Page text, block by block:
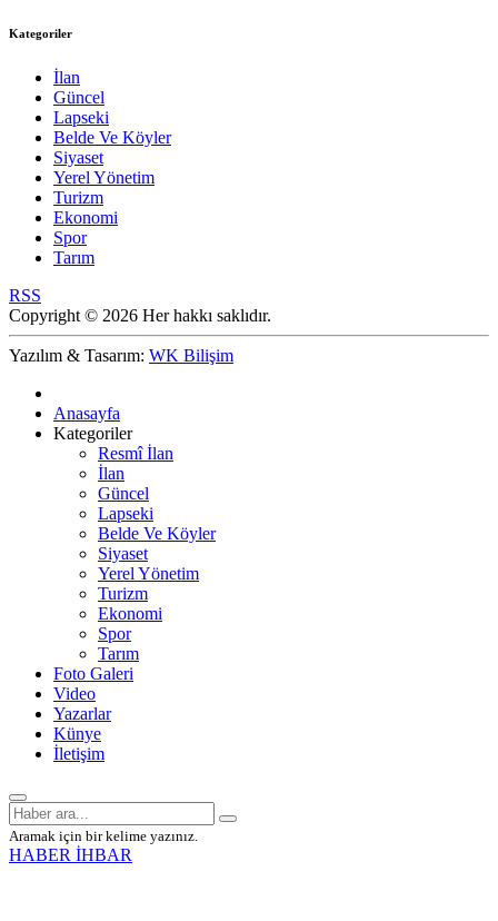
Kategoriler
İlan
Güncel
Lapseki
Belde Ve Köyler
Siyaset
Yerel Yönetim
Turizm
Ekonomi
Spor
Tarım
RSS
Copyright © 2026 Her hakkı saklıdır.
Yazılım & Tasarım: WK Bilişim
Anasayfa
Kategoriler
Resmî İlan
İlan
Güncel
Lapseki
Belde Ve Köyler
Siyaset
Yerel Yönetim
Turizm
Ekonomi
Spor
Tarım
Foto Galeri
Video
Yazarlar
Künye
İletişim
Aramak için bir kelime yazınız.
HABER İHBAR